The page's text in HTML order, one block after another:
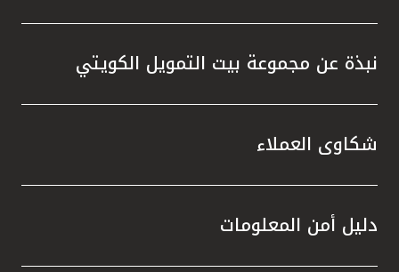
نبذة عن مجموعة بيت التمويل الكويتي
شكاوى العملاء
دليل أمن المعلومات